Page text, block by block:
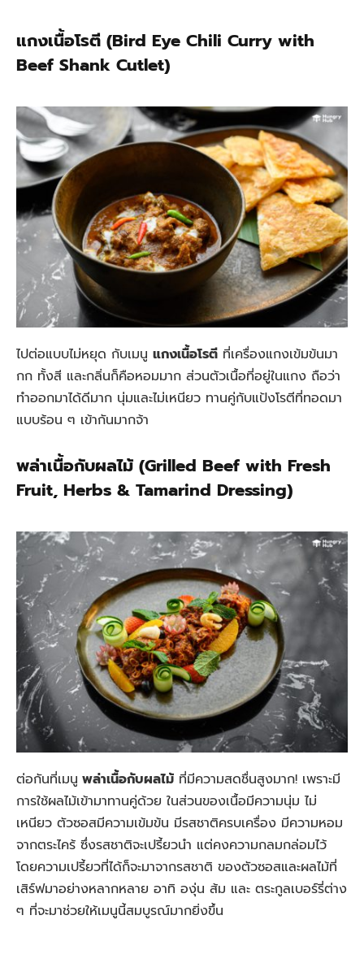
แกงเนื้อโรตี (Bird Eye Chili Curry with
Beef Shank Cutlet)
ไปต่อแบบไม่หยุด กับเมนู แกงเนื้อโรตี ที่เครื่องแกงเข้มข้นมา
กก ทั้งสี และกลิ่นก็คือหอมมาก ส่วนตัวเนื้อที่อยู่ในแกง ถือว่า
ทำออกมาได้ดีมาก นุ่มและไม่เหนียว ทานคู่กับแป้งโรตีที่ทอดมา
แบบร้อน ๆ เข้ากันมากจ้า
พล่าเนื้อกับผลไม้ (Grilled Beef with Fresh
Fruit, Herbs & Tamarind Dressing)
ต่อกันที่เมนู พล่าเนื้อกับผลไม้ ที่มีความสดชื่นสูงมาก! เพราะมี
การใช้ผลไม้เข้ามาทานคู่ด้วย ในส่วนของเนื้อมีความนุ่ม ไม่
เหนียว ตัวซอสมีความเข้มข้น มีรสชาติครบเครื่อง มีความหอม
จากตระไคร้ ซึ่งรสชาติจะเปรี้ยวนำ แต่คงความกลมกล่อมไว้
โดยความเปรี้ยวที่ได้ก็จะมาจากรสชาติ ของตัวซอสและผลไม้ที่
เสิร์ฟมาอย่างหลากหลาย อาทิ องุ่น ส้ม และ ตระกูลเบอร์รี่ต่าง
ๆ ที่จะมาช่วยให้เมนูนี้สมบูรณ์มากยิ่งขึ้น